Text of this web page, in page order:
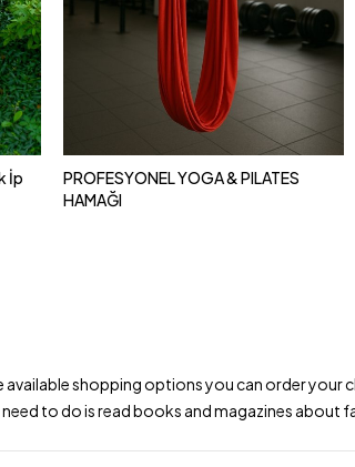
İp
PROFESYONEL YOGA & PILATES
HAMAĞI
shopping options you can order
to do is read books and magazines about